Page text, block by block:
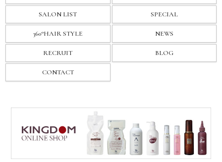
SALON LIST SPECIAL
360°HAIR STYLE NEWS
RECRUIT BLOG
CONTACT